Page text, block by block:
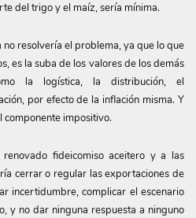
del trigo y el maíz, sería mínima.
no resolvería el problema, ya que lo que
es la suba de los valores de los demás
la logística, la distribución, el
por efecto de la inflación misma. Y
impositivo.
fideicomiso aceitero y a las
cerrar o regular las exportaciones de
incertidumbre, complicar el escenario
y no dar ninguna respuesta a ninguno